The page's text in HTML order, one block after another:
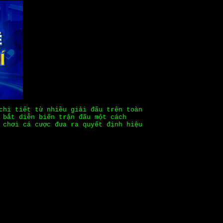
tiết từ nhiều giải đấu trên toàn
diễn biến trận đấu một cách
cá cược đưa ra quyết định hiệu